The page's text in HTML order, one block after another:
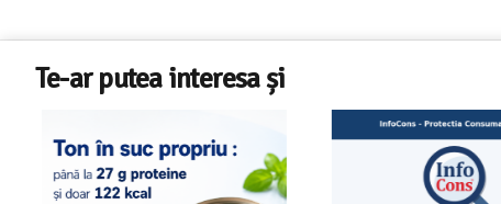
Te-ar putea interesa și